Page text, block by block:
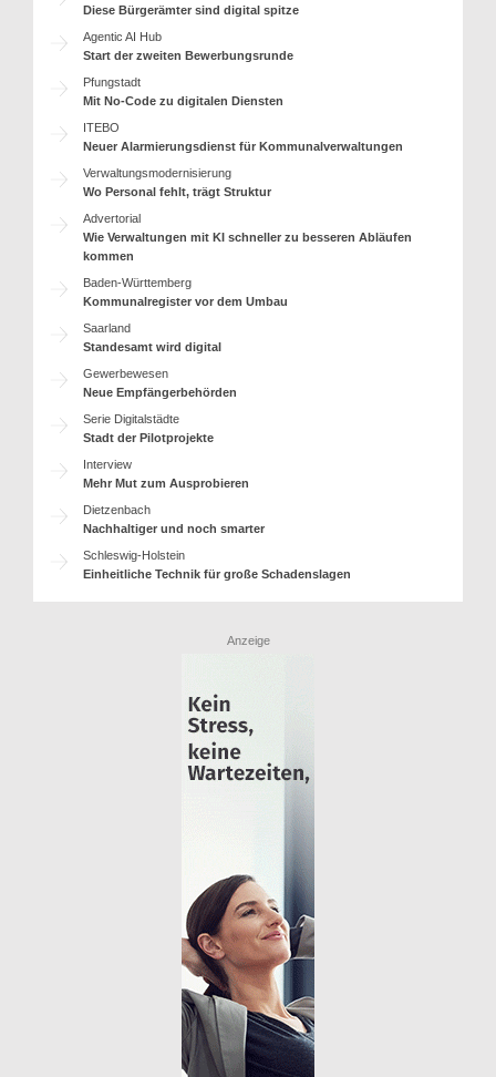
Diese Bürgerämter sind digital spitze
Agentic AI Hub
Start der zweiten Bewerbungsrunde
Pfungstadt
Mit No-Code zu digitalen Diensten
ITEBO
Neuer Alarmierungsdienst für Kommunalverwaltungen
Verwaltungsmodernisierung
Wo Personal fehlt, trägt Struktur
Advertorial
Wie Verwaltungen mit KI schneller zu besseren Abläufen
kommen
Baden-Württemberg
Kommunalregister vor dem Umbau
Saarland
Standesamt wird digital
Gewerbewesen
Neue Empfängerbehörden
Serie Digitalstädte
Stadt der Pilotprojekte
Interview
Mehr Mut zum Ausprobieren
Dietzenbach
Nachhaltiger und noch smarter
Schleswig-Holstein
Einheitliche Technik für große Schadenslagen
Anzeige